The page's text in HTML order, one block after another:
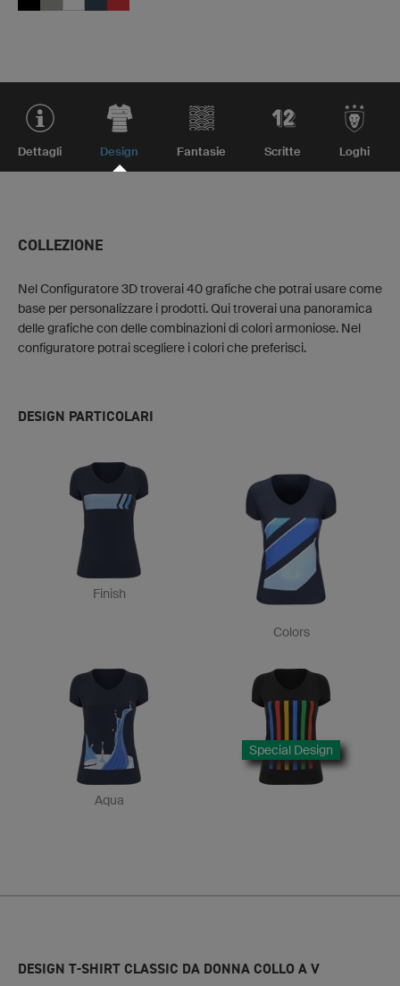
Dettagli Design Fantasie Scritte Loghi
COLLEZIONE
Nel Configuratore 3D troverai 40 grafiche che potrai usare come
base per personalizzare i prodotti. Qui troverai una panoramica
delle grafiche con delle combinazioni di colori armoniose. Nel
configuratore potrai scegliere i colori che preferisci.
DESIGN PARTICOLARI
Finish
Colors
Aqua
Special Design
DESIGN T-SHIRT CLASSIC DA DONNA COLLO A V